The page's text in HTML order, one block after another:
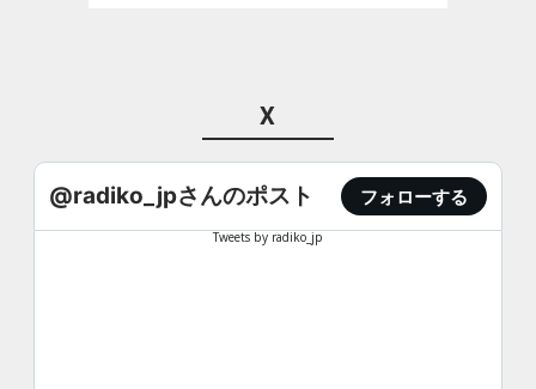
X
@radiko_jpさんのポスト フォローする
Tweets by radiko_jp